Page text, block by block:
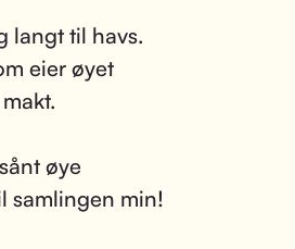
langt til havs.
eier øyet
øye
samlingen min!